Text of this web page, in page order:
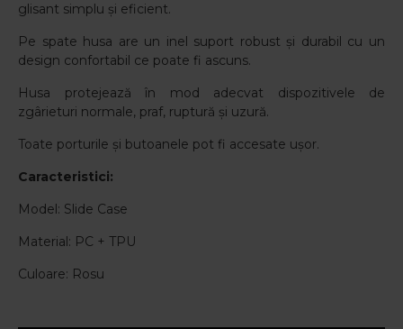
glisant simplu și eficient.
Pe spate husa are un inel suport robust și durabil cu un
design confortabil ce poate fi ascuns.
Husa protejează în mod adecvat dispozitivele de
zgârieturi normale, praf, ruptură și uzură.
Toate porturile și butoanele pot fi accesate ușor.
Caracteristici:
Model: Slide Case
Material: PC + TPU
Culoare: Rosu